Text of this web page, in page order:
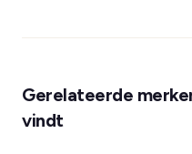
Gerelateerde
vindt